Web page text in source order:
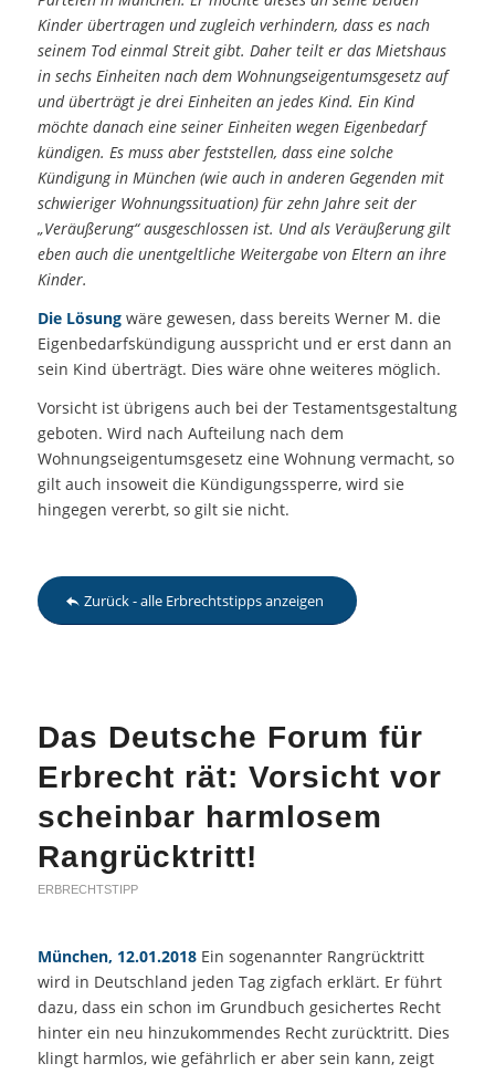
Kinder übertragen und zugleich verhindern, dass es nach
seinem Tod einmal Streit gibt. Daher teilt er das Mietshaus
in sechs Einheiten nach dem Wohnungseigentumsgesetz auf
und überträgt je drei Einheiten an jedes Kind. Ein Kind
möchte danach eine seiner Einheiten wegen Eigenbedarf
kündigen. Es muss aber feststellen, dass eine solche
Kündigung in München (wie auch in anderen Gegenden mit
schwieriger Wohnungssituation) für zehn Jahre seit der
„Veräußerung“ ausgeschlossen ist. Und als Veräußerung gilt
eben auch die unentgeltliche Weitergabe von Eltern an ihre
Kinder.
Die Lösungwäre gewesen, dass bereits Werner M. die
Eigenbedarfskündigung ausspricht und er erst dann an
sein Kind überträgt. Dies wäre ohne weiteres möglich.
Vorsicht ist übrigens auch bei der Testamentsgestaltung
geboten. Wird nach Aufteilung nach dem
Wohnungseigentumsgesetz eine Wohnung vermacht, so
gilt auch insoweit die Kündigungssperre, wird sie
hingegen vererbt, so gilt sie nicht.
Zurück - alle Erbrechtstipps anzeigen
Das Deutsche Forum für
Erbrecht rät: Vorsicht vor
scheinbar harmlosem
Rangrücktritt!
ERBRECHTSTIPP
München, 12.01.2018Ein sogenannter Rangrücktritt
wird in Deutschland jeden Tag zigfach erklärt. Er führt
dazu, dass ein schon im Grundbuch gesichertes Recht
hinter ein neu hinzukommendes Recht zurücktritt. Dies
klingt harmlos, wie gefährlich er aber sein kann, zeigt